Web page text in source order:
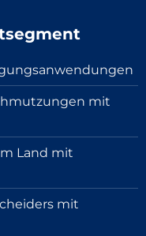
mit
Land mit
mit